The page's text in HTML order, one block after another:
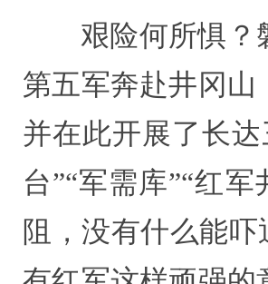
艰险何所惧？
第五军奔赴井冈
并在此开展了长
台”“军需库”“红
阻，没有什么能